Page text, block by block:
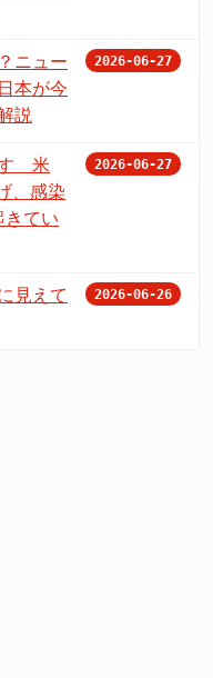
ニュー
本が今
説
2026-06-27
す 米
、感染
てい
2026-06-27
見えて
2026-06-26